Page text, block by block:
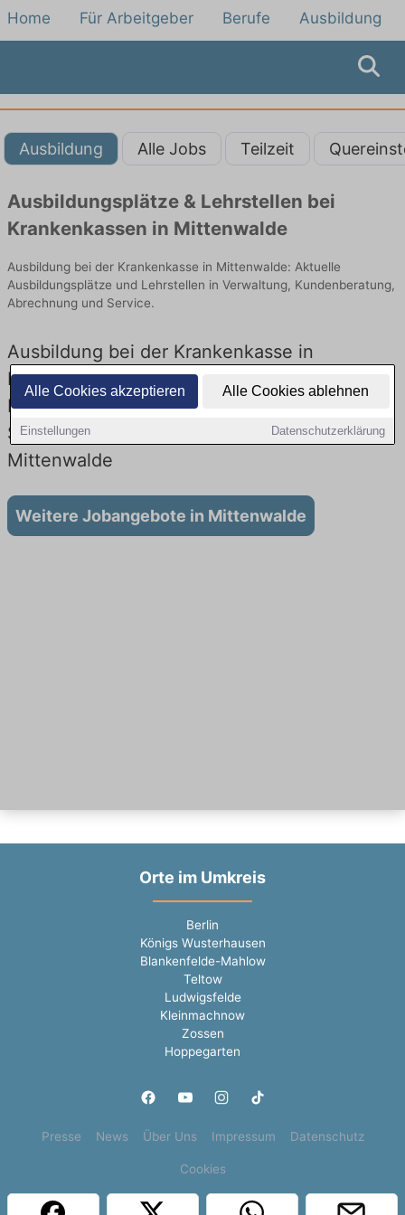
Alle Cookies akzeptieren Alle Cookies ablehnen
Einstellungen Datenschutzerklärung
Home Für Arbeitgeber Berufe Ausbildung
Ausbildung Alle Jobs Teilzeit
Ausbildungsplätze & Lehrstellen bei
Krankenkassen in Mittenwalde
Ausbildung bei der Krankenkasse in Mittenwalde: Aktuelle
Ausbildungsplätze und Lehrstellen in Verwaltung, Kundenberatung,
Abrechnung und Service.
Ausbildung bei der Krankenkasse in
Mittenwalde – Ausbildungsplätze und
Lehrstellen: Aktuell gibt es keine
Stellenangebote für Ausbildung in
Mittenwalde
Weitere Jobangebote in Mittenwalde
Orte im Umkreis
Berlin
Königs Wusterhausen
Blankenfelde-Mahlow
Teltow
Ludwigsfelde
Kleinmachnow
Zossen
Hoppegarten
Presse News Über Uns Impressum Datenschutz
Cookies